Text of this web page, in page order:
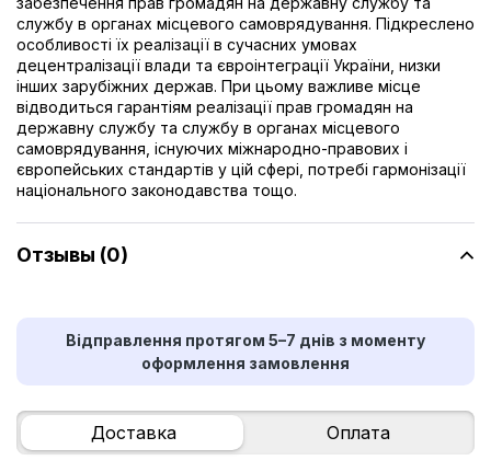
службу в органах місцевого самоврядування. Підкреслено
особливості їх реалізації в сучасних умовах
децентралізації влади та євроінтеграції України, низки
інших зарубіжних держав. При цьому важливе місце
відводиться гарантіям реалізації прав громадян на
державну службу та службу в органах місцевого
самоврядування, існуючих міжнародно-правових і
європейських стандартів у цій сфері, потребі гармонізації
національного законодавства тощо.
Отзывы (0)
Відправлення протягом 5–7 днів з моменту
оформлення замовлення
Доставка Оплата